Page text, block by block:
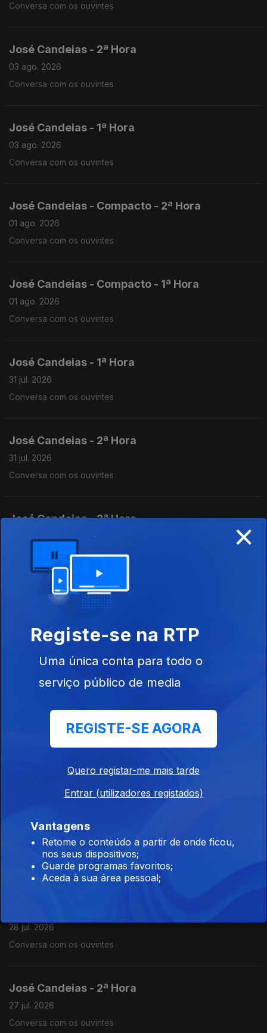
Conversa com os ouvintes
José Candeias - 2ª Hora
03 ago. 2026
Conversa com os ouvintes
José Candeias - 1ª Hora
03 ago. 2026
Conversa com os ouvintes
José Candeias - Compacto - 2ª Hora
01 ago. 2026
Conversa com os ouvintes
José Candeias - Compacto - 1ª Hora
01 ago. 2026
Conversa com os ouvintes
José Candeias - 1ª Hora
31 jul. 2026
Conversa com os ouvintes
José Candeias - 2ª Hora
31 jul. 2026
Conversa com os ouvintes
José Candeias - 2ª Hora
Conversa com os ouvintes
José Candeias - 1ª Hora
Conversa com os ouvintes
José Candeias - 2ª Hora
Conversa com os ouvintes
Conversa com os ouvintes
José Candeias - 2ª Hora
28 jul. 2026
Conversa com os ouvintes
28 jul. 2026
Conversa com os ouvintes
José Candeias - 2ª Hora
27 jul. 2026
Conversa com os ouvintes
×
Registe-se na RTP
Uma única conta para todo o
serviço público de media
REGISTE-SE AGORA
Quero registar-me mais tarde
Entrar (utilizadores registados)
Vantagens
Retome o conteúdo a partir de onde ficou,
nos seus dispositivos;
Guarde programas favoritos;
Aceda à sua área pessoal;